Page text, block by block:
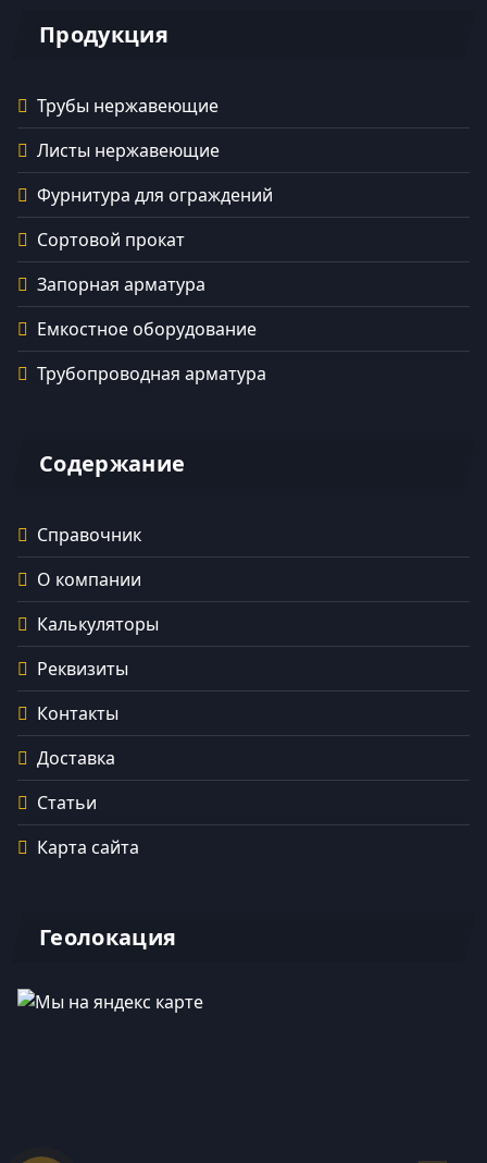
Продукция
Трубы нержавеющие
Листы нержавеющие
Фурнитура для ограждений
Сортовой прокат
Запорная арматура
Емкостное оборудование
Трубопроводная арматура
Содержание
Справочник
О компании
Калькуляторы
Реквизиты
Контакты
Доставка
Статьи
Карта сайта
Геолокация